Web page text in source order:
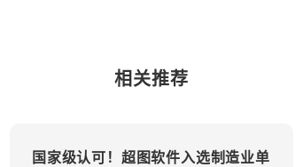
相关推荐
国家级认可！超图软件入选制造业单